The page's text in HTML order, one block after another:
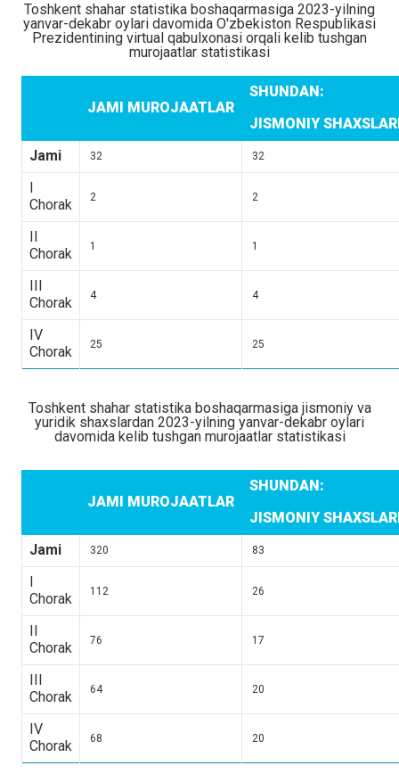
Toshkent shahar statistika boshaqarmasiga 2023-yilning
yanvar-dekabr oylari davomida O'zbekiston Respublikasi
Prezidentining virtual qabulxonasi orqali kelib tushgan
murojaatlar statistikasi
JAMI MUROJAATLAR
SHUNDAN:
JISMONIY
Jami
32 32
I
Chorak
2 2
II
Chorak
1 1
III
Chorak
4 4
IV
Chorak
25 25
Toshkent shahar statistika boshaqarmasiga jismoniy va
yuridik shaxslardan 2023-yilning yanvar-dekabr oylari
davomida kelib tushgan murojaatlar statistikasi
JAMI MUROJAATLAR
SHUNDAN:
JISMONIY
Jami
320 83
I
Chorak
112 26
II
Chorak
76 17
III
Chorak
64 20
IV
Chorak
68 20